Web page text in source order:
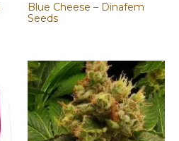
Blue Cheese – Dinafem
Seeds